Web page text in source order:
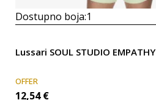
Dostupno boja:1
Lussari SOUL STUDIO EMPATHY
OFFER
12,54 €